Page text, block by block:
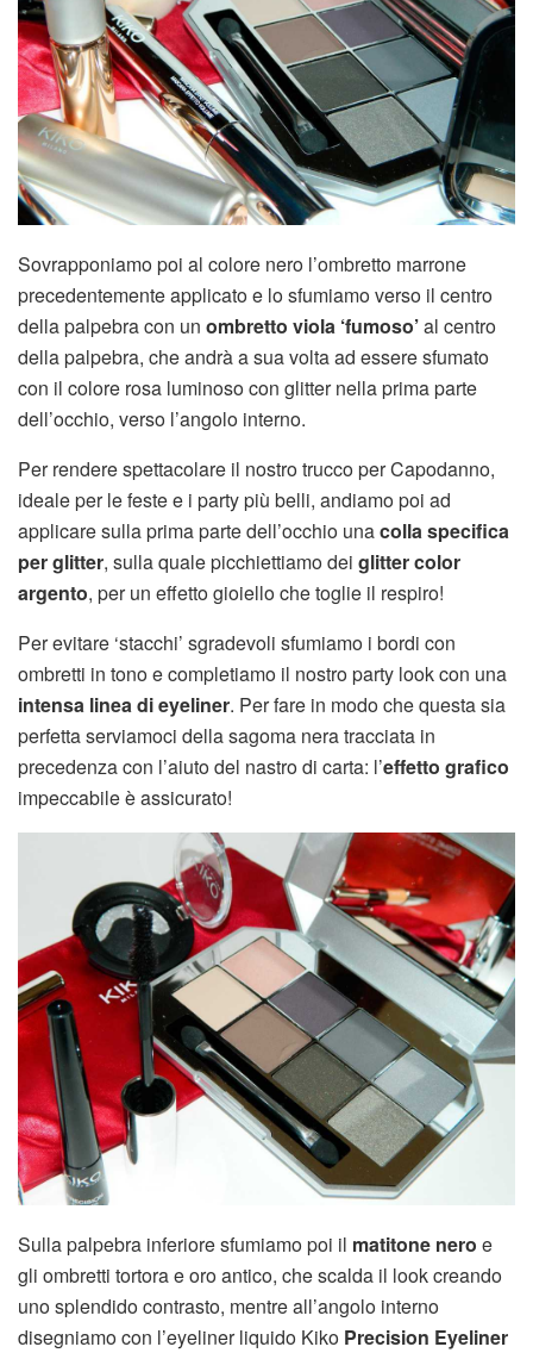
Sovrapponiamo poi al colore nero l’ombretto marrone
precedentemente applicato e lo sfumiamo verso il centro
della palpebra con un ombretto viola ‘fumoso’al centro
della palpebra, che andrà a sua volta ad essere sfumato
con il colore rosa luminoso con glitter nella prima parte
dell’occhio, verso l’angolo interno.
Per rendere spettacolare il nostro trucco per Capodanno,
ideale per le feste e i party più belli, andiamo poi ad
applicare sulla prima parte dell’occhio unacolla specifica
per glitter, sulla quale picchiettiamo dei glitter color
argento, per un effetto gioiello che toglie il respiro!
Per evitare ‘stacchi’ sgradevoli sfumiamo i bordi con
ombretti in tono e completiamo il nostro party look con una
intensa linea di eyeliner. Per fare in modo che questa sia
perfetta serviamoci della sagoma nera tracciata in
precedenza con l’aiuto del nastro di carta: l’effetto grafico
impeccabile è assicurato!
Sulla palpebra inferiore sfumiamo poi il matitone nero e
gli ombretti tortora e oro antico, che scalda il look creando
uno splendido contrasto, mentre all’angolo interno
disegniamo con l’eyeliner liquido Kiko Precision Eyeliner